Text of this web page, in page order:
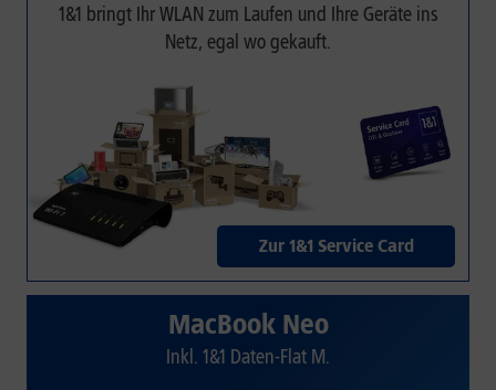
1&1 bringt Ihr WLAN zum Laufen und Ihre Geräte ins
Netz, egal wo gekauft.
Zur 1&1 Service Card
MacBook Neo
Inkl. 1&1 Daten-Flat M.